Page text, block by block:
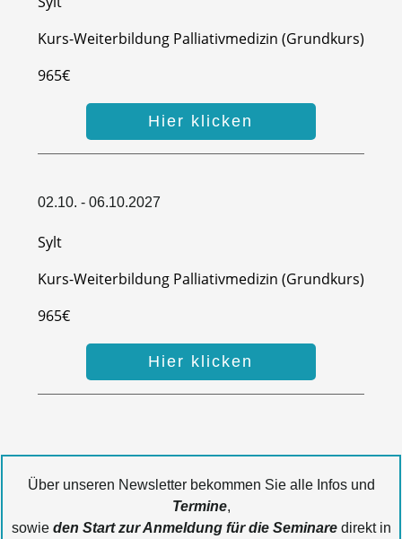
Kurs-Weiterbildung Palliativmedizin (Grundkurs)
965€
Hier klicken
02.10. - 06.10.2027
Sylt
Kurs-Weiterbildung Palliativmedizin (Grundkurs)
965€
Hier klicken
Über unseren Newsletter bekommen Sie a lle Infos und
Termine,
sowie den Start zur Anmeldung für die Seminare direkt in